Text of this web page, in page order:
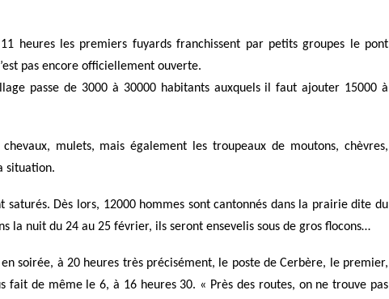
heures les premiers fuyards franchissent par petits groupes le pont
pas encore officiellement ouverte.
passe de 3000 à 30000 habitants auxquels il faut ajouter 15000 à
mulets, mais également les troupeaux de moutons, chèvres,
situation.
saturés. Dès lors, 12000 hommes sont cantonnés dans la prairie dite du
la nuit du 24 au 25 février, ils seront ensevelis sous de gros flocons…
soirée, à 20 heures très précisément, le poste de Cerbère, le premier,
fait de même le 6, à 16 heures 30. « Près des routes, on ne trouve pas